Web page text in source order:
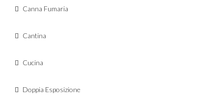
Canna Fumaria
Cantina
Cucina
Doppia Esposizione